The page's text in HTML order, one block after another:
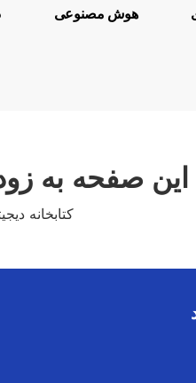
هوش مصنوعی
این صفحه به